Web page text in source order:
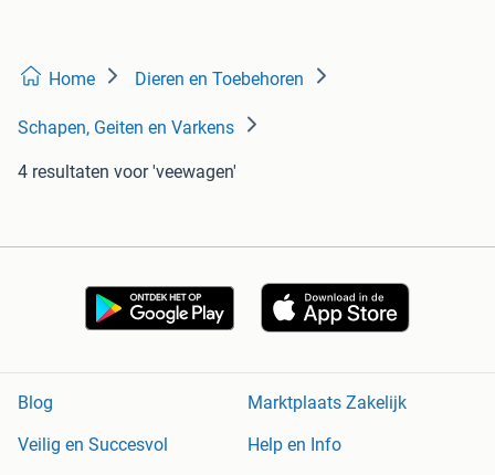
Home Dieren en Toebehoren
Schapen, Geiten en Varkens
4 resultaten voor 'veewagen'
Blog
Marktplaats Zakelijk
Veilig en Succesvol
Help en Info